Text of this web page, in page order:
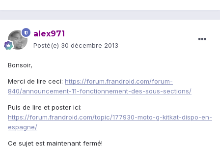
alex971
Posté(e) 30 décembre 2013
Bonsoir,
Merci de lire ceci: https://forum.frandroid.com/forum-
840/announcement-11-fonctionnement-des-sous-sections/
Puis de lire et poster ici:
https://forum.frandroid.com/topic/177930-moto-g-kitkat-dispo-en-
espagne/
Ce sujet est maintenant fermé!